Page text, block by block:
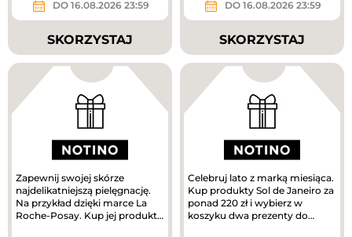
DO 16.08.2026 23:59
SKORZYSTAJ
DO 16.08.2026 23:59
SKORZYSTAJ
Zapewnij swojej skórze
najdelikatniejszą pielęgnację.
Na przykład dzięki marce La
Roche-Posay. Kup jej produkty
Celebruj lato z marką miesiąca.
Kup produkty Sol de Janeiro za
ponad 220 zł i wybierz w
koszyku dwa prezenty do